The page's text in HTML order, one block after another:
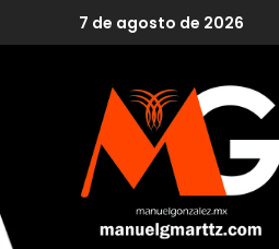
7 de agosto de 2026